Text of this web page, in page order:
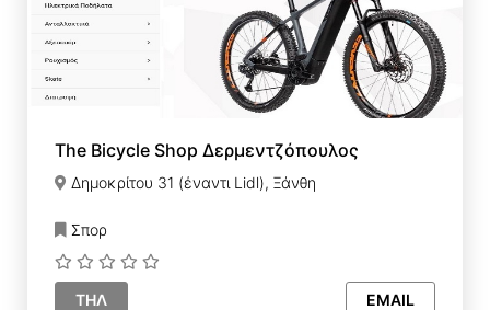
The Bicycle Shop Δερμεντζόπουλος
Δημοκρίτου 31 (έναντι Lidl), Ξάνθη
Σπορ
ΤΗΛ EMAIL